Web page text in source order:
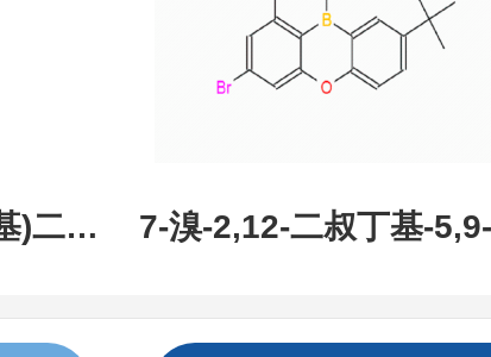
)二苯
80-
7-溴-2,12-二叔丁基-
氧杂-13B-硼萘[3,2,1-